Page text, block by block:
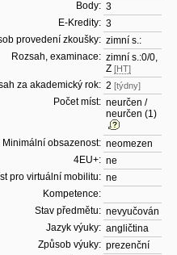
Body: 3
E-Kredity: 3
provedení zkoušky: zimní s.:
Rozsah, examinace: zimní s.:0/0,
Z [HT]
za akademický rok: 2 [týdny]
Počet míst: neurčen /
neurčen (1)
Minimální obsazenost: neomezen
4EU+: ne
pro virtuální mobilitu: ne
Kompetence:
Stav předmětu: nevyučován
Jazyk výuky: angličtina
Způsob výuky: prezenční